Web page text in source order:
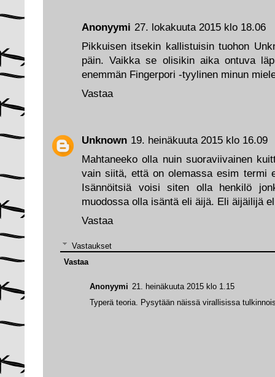
Unknown 19. heinäkuuta 2015 klo 16.09
Mahtaneeko olla nuin suoraviivainen
vain siitä, että on olemassa esim termi
Isännöitsiä voisi siten olla henkilö
muodossa olla isäntä eli äijä. Eli äijäilijä
Vastaa
Vastaukset
Anonyymi 21. heinäkuuta 2015 klo 1.15
Typerä teoria. Pysytään näissä virallisissa
Vastaa
Anonyymi 27. lokakuuta 2015 klo 18.06
Pikkuisen itsekin kallistuisin tuohon
päin. Vaikka se olisikin aika ontuva
enemmän Fingerpori -tyylinen minun
Vastaa